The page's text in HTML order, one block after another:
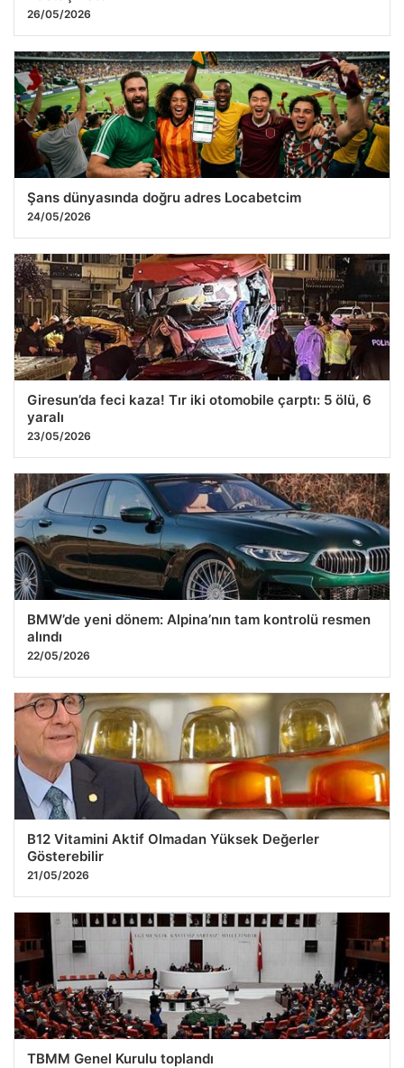
26/05/2026
Şans dünyasında doğru adres Locabetcim
24/05/2026
Giresun’da feci kaza! Tır iki otomobile çarptı: 5 ölü, 6
yaralı
23/05/2026
BMW’de yeni dönem: Alpina’nın tam kontrolü resmen
alındı
22/05/2026
B12 Vitamini Aktif Olmadan Yüksek Değerler
Gösterebilir
21/05/2026
TBMM Genel Kurulu toplandı